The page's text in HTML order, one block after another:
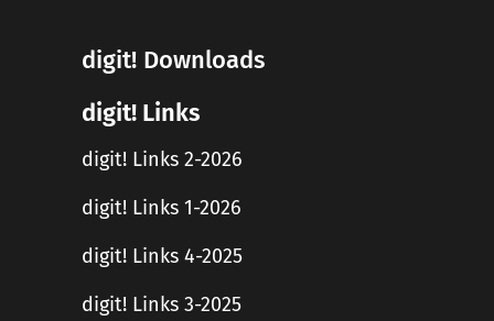
digit! Downloads
digit! Links
digit! Links 2-2026
digit! Links 1-2026
digit! Links 4-2025
digit! Links 3-2025